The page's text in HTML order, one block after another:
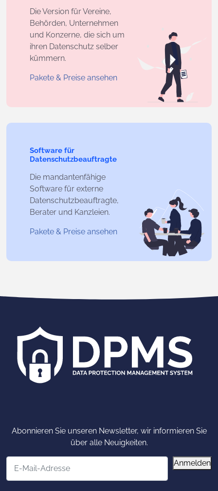
Die Version für Vereine,
Behörden, Unternehmen
und Konzerne, die sich um
ihren Datenschutz selber
kümmern.
Pakete & Preise ansehen
Software für
Datenschutzbeauftragte
Die mandantenfähige
Software für externe
Datenschutzbeauftragte,
Berater und Kanzleien.
Pakete & Preise ansehen
Abonnieren Sie unseren Newsletter, wir informieren Sie
über alle Neuigkeiten.
Anmelden